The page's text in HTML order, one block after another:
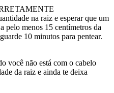
na raiz e esperar que um
pelo menos 15 centímetros da
10 minutos para pentear.
você não está com o cabelo
da raiz e ainda te deixa